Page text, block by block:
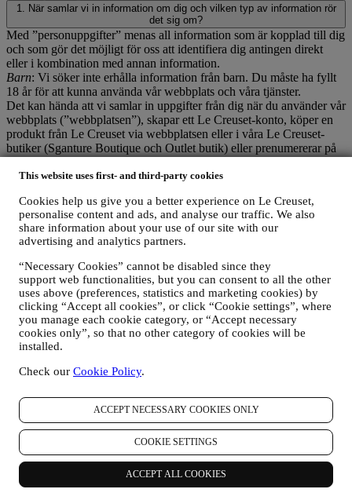
This website uses first- and third-party cookies
Cookies help us give you a better experience on Le Creuset,
personalise content and ads, and analyse our traffic. We also
share information about your use of our site with our
advertising and analytics partners.
“Necessary Cookies” cannot be disabled since they
support web functionalities, but you can consent to all the other
uses above (preferences, statistics and marketing cookies) by
clicking “Accept all cookies”, or click “Cookie settings”, where
you manage each cookie category, or “Accept necessary
cookies only”, so that no other category of cookies will be
installed.
Check our Cookie Policy.
ACCEPT NECESSARY COOKIES ONLY
COOKIE SETTINGS
ACCEPT ALL COOKIES
1. När samlar vi in information om dig och vilken typ av information rör
det sig om?
Med ”personuppgifter” menas all information som är kopplad till dig
och som gör det möjligt för oss att identifiera dig antingen direkt
eller i kombination med annan information.
Barn: Vi söker inte erhålla information från barn. Du måste ha fyllt
18 år för att kunna använda vår webbplats och våra tjänster.
Det kan hända att vi samlar in uppgifter från dig när du använder vår
webbplats (”webbplatsen”), skapar ett Le Creuset-konto, köper en
produkt från Le Creuset via webbplatsen eller i våra Le Creuset-
butiker (Sganture Boutique och Outlet butik) eller prenumererar på
personuppgifter avse:
förnamn, efternamn, e-postadress, födelsedatum och övriga
kontaktuppgifter (adress och telefonnummer), för att du ska
kunna skapa ett Le Creuset-konto eller göra köp som
gästanvändare eller prenumerera på vårt nyhetsbrev via
webbplatsen eller i butik;
uppgifter om dina köp som exempelvis datum och klockslag
för köpet, leveransinformation, produkt- och
betalningsuppgifter, för att hantera dina beställningar;
data om din surfhistorik (t.ex. onlineidentifikatorer - såsom IP-
adress, webbläsarversion, operativsystem, besökslängd samt
huruvida du är en återkommande besökare och vilket
dina besök på webbplatsen (oavsett om du är en registrerad
spårningstekniker såsom ”cookies” (information om
uppgiftsinsamling via cookies finns i vårpolicy gällande
cookies, för att förbättra våra tjänster och annonser eller för
statistisk analys skull – oftast kommer vi inte kunna identifiera
dig utifrån denna typ av information; samt
din egen återkoppling, dina begäranden, klagomål, frågor eller
interaktioner med oss (som exempelvis dina meddelanden,